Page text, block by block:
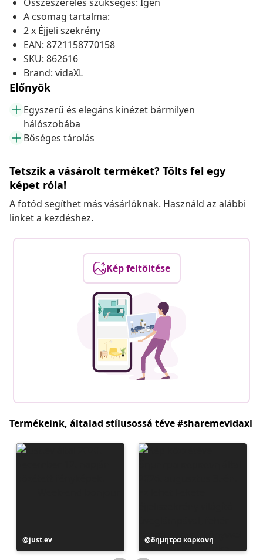
A csomag tartalma:
2 x Éjjeli szekrény
EAN: 8721158770158
SKU: 862616
Brand: vidaXL
Előnyök
Egyszerű és elegáns kinézet bármilyen
hálószobába
Bőséges tárolás
Tetszik a vásárolt terméket? Tölts fel egy
képet róla!
A fotód segíthet más vásárlóknak. Használd az alábbi
linket a kezdéshez.
Kép feltöltése
Termékeink, általad stílusossá téve #sharemevidaxl
Bejegyzés
közzétevője
just.ev
Bejegyzés
közzétevője
δημητρα καρκανη